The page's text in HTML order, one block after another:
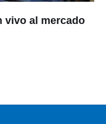
vivo al mercado